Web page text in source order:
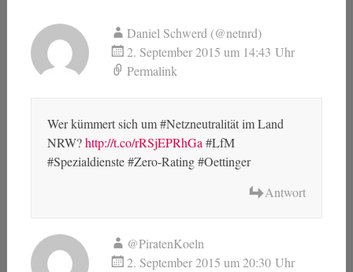
Daniel Schwerd (@netnrd)
2. September 2015 um 14:43 Uhr
Permalink
Wer kümmert sich um #Netzneutralität im Land
NRW?http://t.co/rRSjEPRhGa#LfM
#Spezialdienste #Zero-Rating #Oettinger
Antwort
@PiratenKoeln
2. September 2015 um 20:30 Uhr